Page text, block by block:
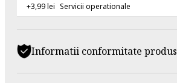
+3,99 lei Servicii operationale
Informatii conformitate produs